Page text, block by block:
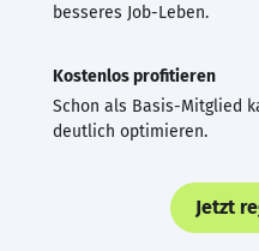
besseres Job-Leben.
Kostenlos profitieren
Schon als Basis-Mitglied
deutlich optimieren.
Jetzt